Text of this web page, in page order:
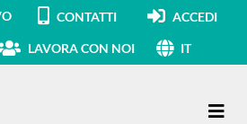
CONTATTI ACCEDI
LAVORA CON NOI IT